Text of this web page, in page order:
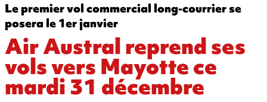
Le premier vol commercial long-courrier se
posera le 1er janvier
Air Austral reprend ses
vols vers Mayotte ce
mardi 31 décembre